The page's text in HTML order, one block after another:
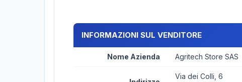
INFORMAZIONI SUL VENDITORE
Nome Azienda Agritech Store SAS
Via dei Colli, 6